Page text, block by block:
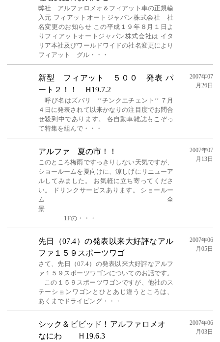
弊社 アルファロメオ＆フィアット車の正規輸
入元 フィアットオートジャパン株式会社 社
名変更のお知らせ この平成１９年８月１日よ
りフィアットオートジャパン株式会社は イタ
リア本社及びワールドワイドの社名変更により
フィアット グル・・・
新型 フィアット ５００ 発表 パ
ート２！！ H19.7.2
呼び名はズバリ ‘‘チンクエチェント‘‘ ７月
４日に発表されて以来かなりの注目度でお問合
せ殺到中であります。 各自動車雑誌もこぞっ
て特集を組んで・・・
2007年07
月26日
アルファ 夏の市！！
このところ梅雨ですっきりしない天気ですが、
ショールームを夏向けに、涼しげにリニューア
ルしてみました。 お気軽に立ち寄ってくださ
い。 ドリンクサービスあります。 ショールー
ム全
景
1Fの・・・
2007年07
月13日
先日（07.4）の発表以来大好評なアル
ファ１５９スポーツワゴ
さて、先日（07.4）の発表以来大好評なアルフ
ァ１５９スポーツワゴンについてのお話です。
この１５９スポーツワゴンですが、他社のス
テーションワゴンとひとあじ違うところは、
あくまでドライビング・・・
2007年06
月05日
シック＆ビビッド！アルファロメオ
なにわ Ｈ19.6.3
2007年06
月03日